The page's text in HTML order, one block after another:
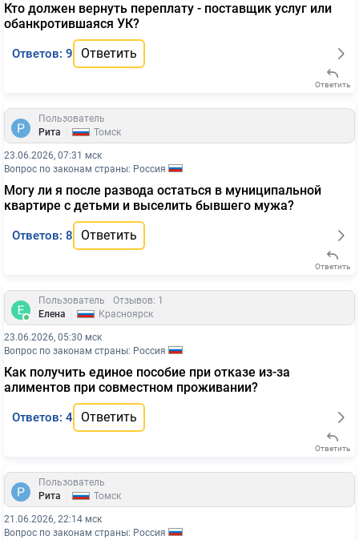
Кто должен вернуть переплату - поставщик услуг или
обанкротившаяся УК?
Ответов: 9 Ответить
Ответить
Пользователь
Рита
Томск
23.06.2026, 07:31 мск
Вопрос по законам страны: Россия
Могу ли я после развода остаться в муниципальной
квартире с детьми и выселить бывшего мужа?
Ответов: 8 Ответить
Ответить
Пользователь
Отзывов: 1
Елена
Красноярск
23.06.2026, 05:30 мск
Вопрос по законам страны: Россия
Как получить единое пособие при отказе из-за
алиментов при совместном проживании?
Ответов: 4 Ответить
Ответить
Пользователь
Рита
Томск
21.06.2026, 22:14 мск
Вопрос по законам страны: Россия